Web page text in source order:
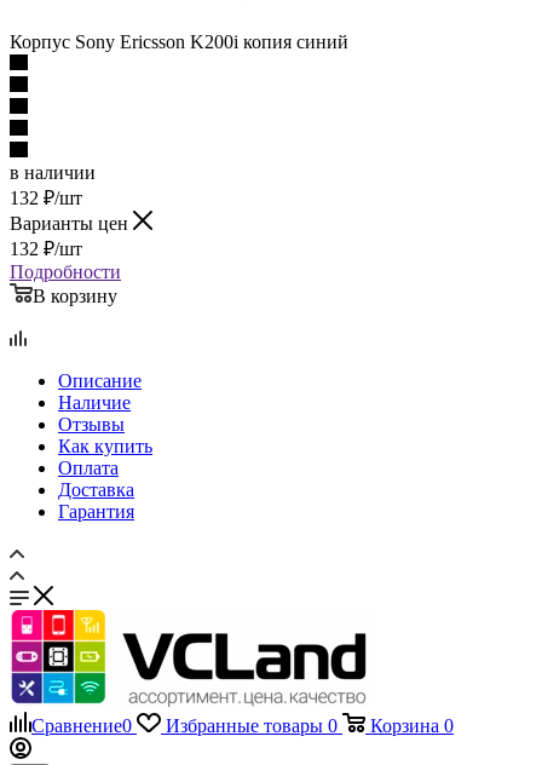
Корпус Sony Ericsson K200i копия синий
в наличии
132 ₽/шт
Варианты цен
132 ₽/шт
Подробности
В корзину
Описание
Наличие
Отзывы
Как купить
Оплата
Доставка
Гарантия
Сравнение0 Избранные товары 0 Корзина 0